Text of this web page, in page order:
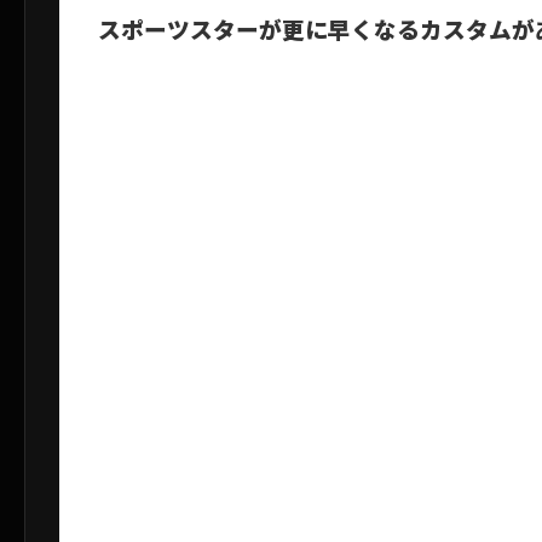
スポーツスターが更に早くなるカスタム